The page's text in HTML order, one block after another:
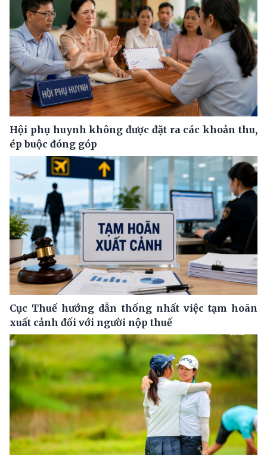
Hội phụ huynh không được đặt ra các khoản thu,
ép buộc đóng góp
Cục Thuế hướng dẫn thống nhất việc tạm hoãn
xuất cảnh đối với người nộp thuế